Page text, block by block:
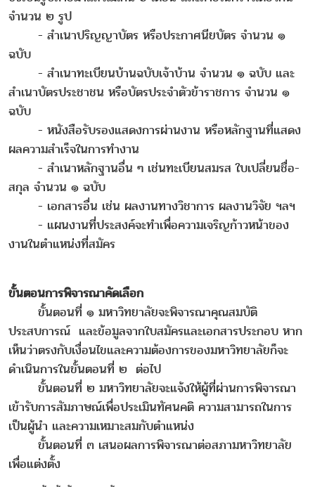
จำนวน ๒ รูป
- สำเนาปริญญาบัตร หรือประกาศนียบัตร จำนวน ๑
ฉบับ
- สำเนาทะเบียนบ้านฉบับเจ้าบ้าน จำนวน ๑ ฉบับ และ
สำเนาบัตรประชาชน หรือบัตรประจำตัวข้าราชการ จำนวน ๑
ฉบับ
- หนังสือรับรองแสดงการผ่านงาน หรือหลักฐานที่แสดง
ผลความสำเร็จในการทำงาน
- สำเนาหลักฐานอื่น ๆ เช่นทะเบียนสมรส ใบเปลี่ยนชื่อ-
สกุล จำนวน ๑ ฉบับ
- เอกสารอื่น เช่น ผลงานทางวิชาการ ผลงานวิจัย ฯลฯ
- แผนงานที่ประสงค์จะทำเพื่อความเจริญก้าวหน้าของ
งานในตำแหน่งที่สมัคร
ขั้นตอนการพิจารณาคัดเลือก
ขั้นตอนที่ ๑ มหาวิทยาลัยจะพิจารณาคุณสมบัติ
ประสบการณ์ และข้อมูลจากใบสมัครและเอกสารประกอบ หาก
เห็นว่าตรงกับเงื่อนไขและความต้องการของมหาวิทยาลัยก็จะ
ดำเนินการในขั้นตอนที่ ๒ ต่อไป
ขั้นตอนที่ ๒ มหาวิทยาลัยจะแจ้งให้ผู้ที่ผ่านการพิจารณา
เข้ารับการสัมภาษณ์เพื่อประเมินทัศนคติ ความสามารถในการ
เป็นผู้นำ และความเหมาะสมกับตำแหน่ง
ขั้นตอนที่ ๓ เสนอผลการพิจารณาต่อสภามหาวิทยาลัย
เพื่อแต่งตั้ง